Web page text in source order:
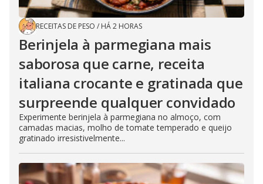
RECEITAS DE PESO / HÁ 2 HORAS
Berinjela à parmegiana mais
saborosa que carne, receita
italiana crocante e gratinada que
surpreende qualquer convidado
Experimente berinjela à parmegiana no almoço, com
camadas macias, molho de tomate temperado e queijo
gratinado irresistivelmente...